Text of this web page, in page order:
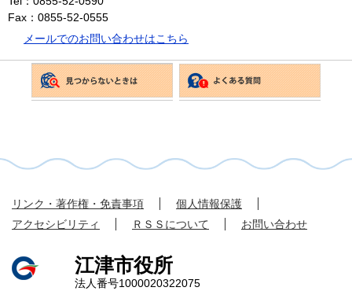
Fax：0855-52-0555
メールでのお問い合わせはこちら
リンク・著作権・免責事項
個人情報保護
アクセシビリティ
ＲＳＳについて お問い合わせ
江津市役所
法人番号1000020322075